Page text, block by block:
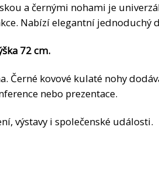
a černými nohami je
Nabízí elegantní
72 cm.
Černé kovové kulaté nohy
nebo prezentace.
výstavy i společenské události.